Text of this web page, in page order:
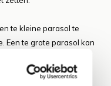
te kleine parasol te
Een te grote parasol kan
deel van de tuin met